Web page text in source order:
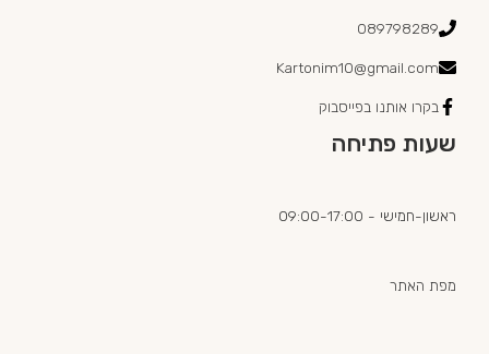
089798289
Kartonim10@gmail.com
בקרו אותנו בפייסבוק
שעות פתיחה
ראשון-חמישי - 09:00-17:00
מפת האתר